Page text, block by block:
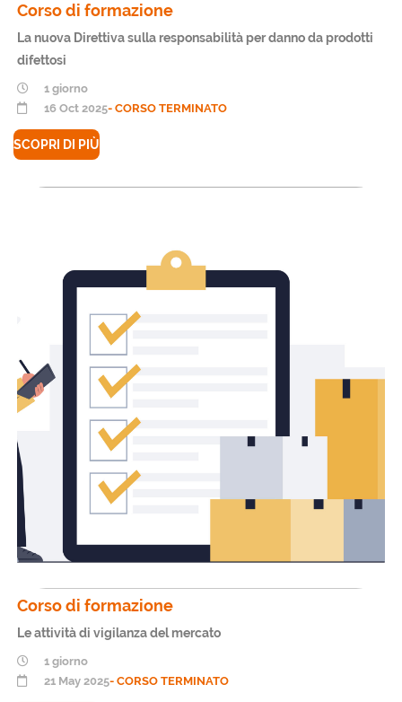
Corso di formazione
La nuova Direttiva sulla responsabilità per danno da prodotti
difettosi
1 giorno
16 Oct 2025- CORSO TERMINATO
SCOPRI DI PIÙ
Corso di formazione
Le attività di vigilanza del mercato
1 giorno
21 May 2025- CORSO TERMINATO